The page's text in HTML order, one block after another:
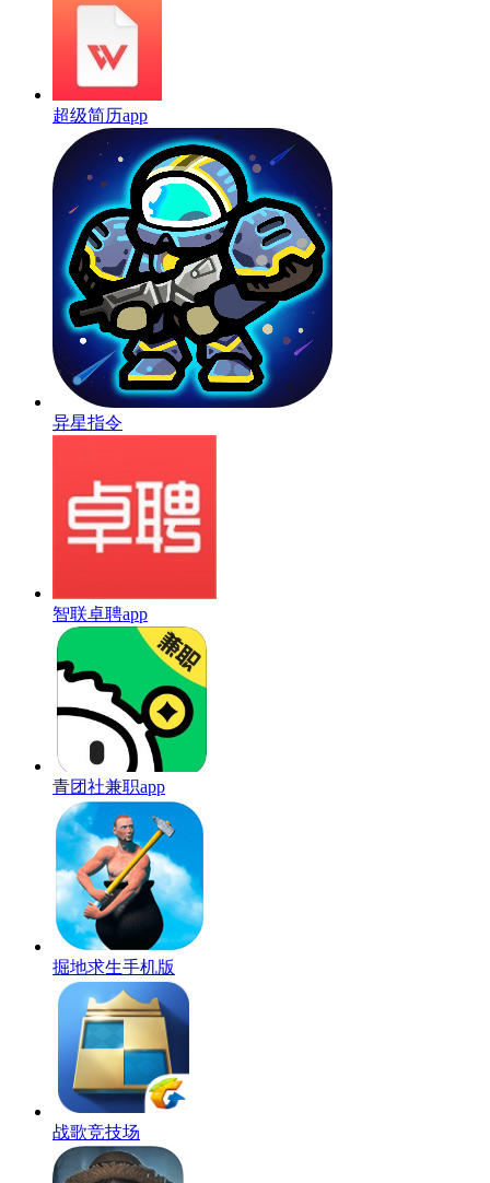
超级简历app
异星指令
智联卓聘app
青团社兼职app
掘地求生手机版
战歌竞技场